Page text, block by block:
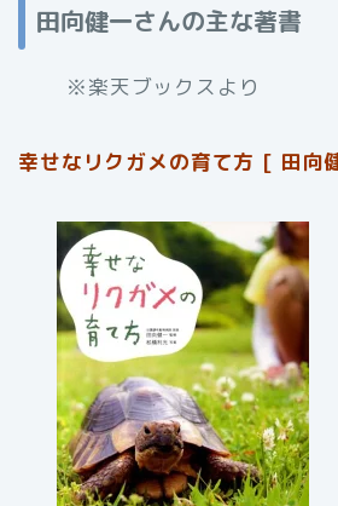
田向健一さんの主な著書
※楽天ブックスより
幸せなリクガメの育て方 [ 田向